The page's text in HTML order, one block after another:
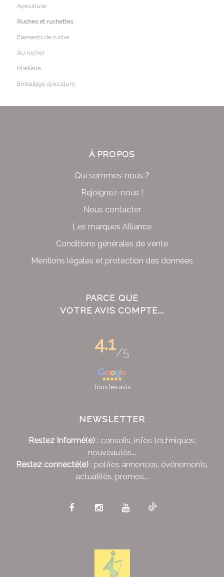
Apiculture
Ruches et ruchettes
Elements de ruche
Au rucher
Miellerie
Emballage apiculture
À PROPOS
Qui sommes-nous ?
Rejoignez-nous !
Nous contacter
Les marques Alliance
Conditions générales de vente
Mentions légales et protection des données
PARCE QUE
VOTRE AVIS COMPTE...
4.1/5
Tous les avis
NEWSLETTER
Restez Informé(e): conseils, infos techniques,
nouveautés...
Restez connecté(e): petites annonces, événements,
actualités, promos...